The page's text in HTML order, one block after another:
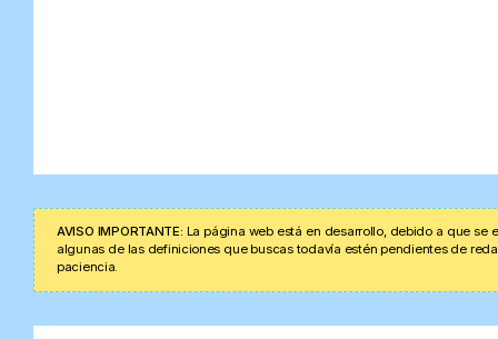
AVISO IMPORTANTE: La página web está en desarrollo, debido a que
algunas de las definiciones que buscas todavía estén pendientes de
paciencia.